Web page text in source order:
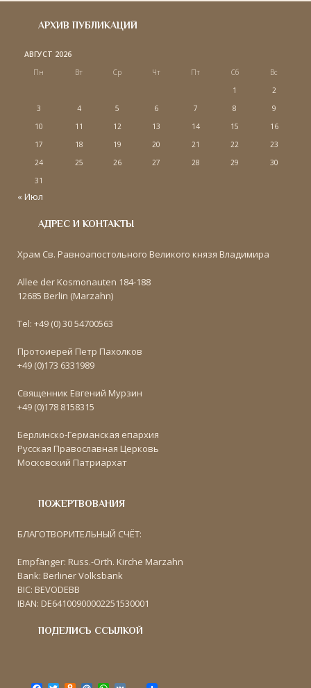
АРХИВ ПУБЛИКАЦИЙ
АВГУСТ 2026
Пн
Вт Ср Чт Пт Сб
Вс
1
2
3
4 5 6 7 8
9
10
11 12 13 14 15
16
17
18 19 20 21 22
23
24
25 26 27 28 29
30
31
« Июл
АДРЕС И КОНТАКТЫ
Храм Св. Равноапостольного Великого князя Владимира
Allee der Kosmonauten 184-188
12685 Berlin (Marzahn)
Tel: +49 (0) 30 54700563
Протоиерей Петр Пахолков
+49 (0)173 6331989
Священник Евгений Мурзин
+49 (0)178 8158315
Берлинско-Германская епархия
Русская Православная Церковь
Московский Патриархат
ПОЖЕРТВОВАНИЯ
БЛАГОТВОРИТЕЛЬНЫЙ СЧЁТ:
Empfänger: Russ.-Orth. Kirche Marzahn
Bank: Berliner Volksbank
BIC: BEVODEBB
IBAN: DE64100900002251530001
ПОДЕЛИСЬ ССЫЛКОЙ